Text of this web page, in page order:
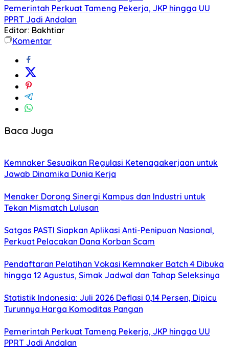
Pemerintah Perkuat Tameng Pekerja, JKP hingga UU
PPRT Jadi Andalan
Editor: Bakhtiar
Komentar
Baca Juga
Kemnaker Sesuaikan Regulasi Ketenagakerjaan untuk
Jawab Dinamika Dunia Kerja
Menaker Dorong Sinergi Kampus dan Industri untuk
Tekan Mismatch Lulusan
Satgas PASTI Siapkan Aplikasi Anti-Penipuan Nasional,
Perkuat Pelacakan Dana Korban Scam
Pendaftaran Pelatihan Vokasi Kemnaker Batch 4 Dibuka
hingga 12 Agustus, Simak Jadwal dan Tahap Seleksinya
Statistik Indonesia: Juli 2026 Deflasi 0,14 Persen, Dipicu
Turunnya Harga Komoditas Pangan
Pemerintah Perkuat Tameng Pekerja, JKP hingga UU
PPRT Jadi Andalan